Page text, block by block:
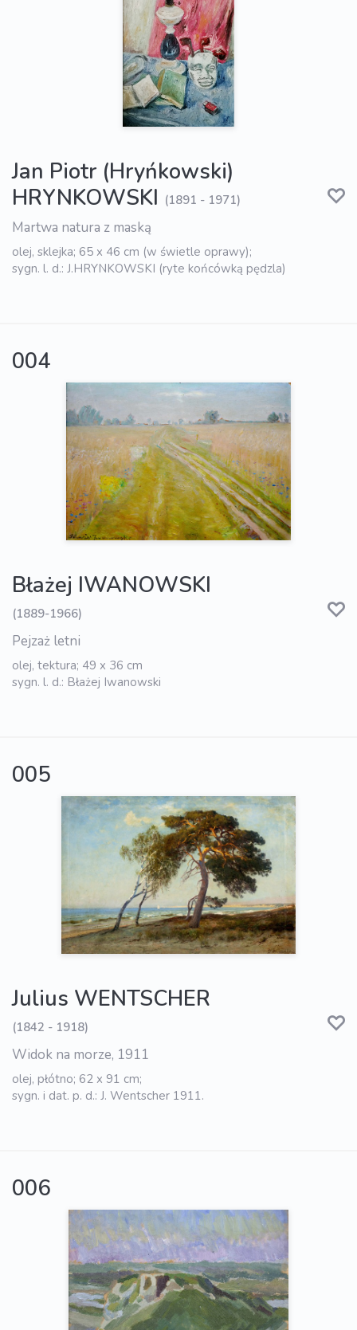
Jan Piotr (Hryńkowski)
HRYNKOWSKI (1891 - 1971)
Martwa natura z maską
olej, sklejka; 65 x 46 cm (w świetle oprawy);
sygn. l. d.: J.HRYNKOWSKI (ryte końcówką pędzla)
004
Błażej IWANOWSKI
(1889-1966)
Pejzaż letni
olej, tektura; 49 x 36 cm
sygn. l. d.: Błażej Iwanowski
005
Julius WENTSCHER
(1842 - 1918)
Widok na morze, 1911
olej, płótno; 62 x 91 cm;
sygn. i dat. p. d.: J. Wentscher 1911.
006